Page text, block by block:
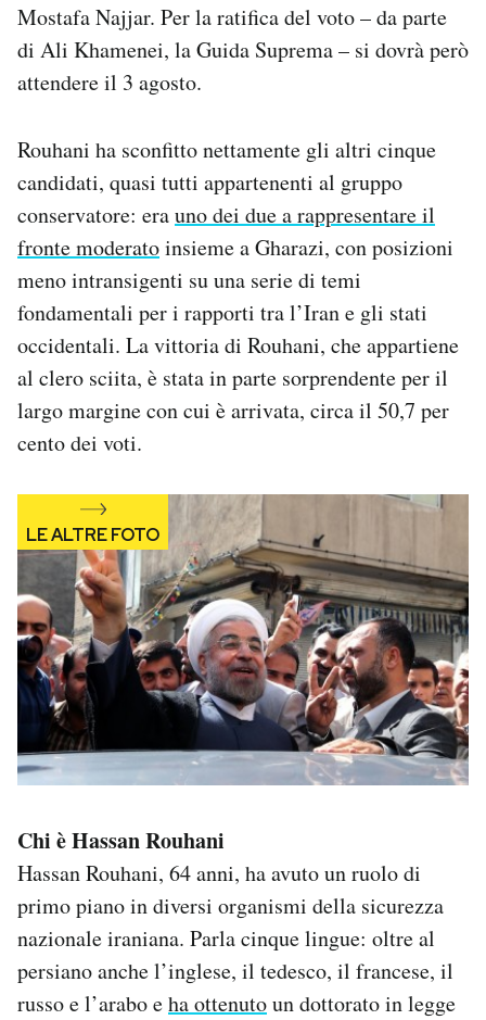
Area Personale
Newsletter
Notifiche mobile
Hai bisogno di aiuto?
Mostafa Najjar. Per la ratifica del voto – da parte
di Ali Khamenei, la Guida Suprema – si dovrà però
attendere il 3 agosto.
Rouhani ha sconfitto nettamente gli altri cinque
candidati, quasi tutti appartenenti al gruppo
conservatore: erauno dei due a rappresentare il
fronte moderatoinsieme a Gharazi, con posizioni
meno intransigenti su una serie di temi
fondamentali per i rapporti tra l’Iran e gli stati
occidentali. La vittoria di Rouhani, che appartiene
al clero sciita, è stata in parte sorprendente per il
largo margine con cui è arrivata, circa il 50,7 per
cento dei voti.
Chi è Hassan Rouhani
Hassan Rouhani, 64 anni, ha avuto un ruolo di
primo piano in diversi organismi della sicurezza
nazionale iraniana. Parla cinque lingue: oltre al
persiano anche l’inglese, il tedesco, il francese, il
russo e l’arabo eha ottenutoun dottorato in legge